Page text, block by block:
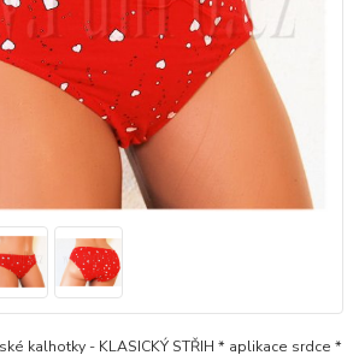
kalhotky - KLASICKÝ STŘIH * aplikace srdce *